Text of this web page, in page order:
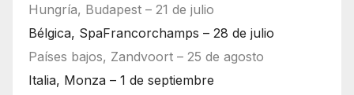
Hungría, Budapest – 21 de julio
Bélgica, SpaFrancorchamps – 28 de julio
Países bajos, Zandvoort – 25 de agosto
Italia, Monza – 1 de septiembre